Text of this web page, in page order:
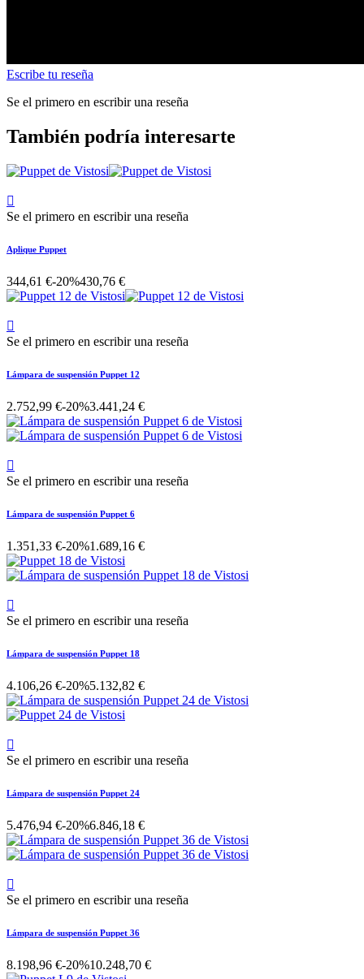
Escribe tu reseña
Se el primero en escribir una reseña
También podría interesarte

Se el primero en escribir una reseña
Aplique Puppet
344,61 €-20%430,76 €

Se el primero en escribir una reseña
Lámpara de suspensión Puppet 12
2.752,99 €-20%3.441,24 €

Se el primero en escribir una reseña
Lámpara de suspensión Puppet 6
1.351,33 €-20%1.689,16 €

Se el primero en escribir una reseña
Lámpara de suspensión Puppet 18
4.106,26 €-20%5.132,82 €

Se el primero en escribir una reseña
Lámpara de suspensión Puppet 24
5.476,94 €-20%6.846,18 €

Se el primero en escribir una reseña
Lámpara de suspensión Puppet 36
8.198,96 €-20%10.248,70 €